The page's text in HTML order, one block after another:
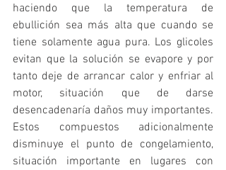
haciendo que la temperatura de
ebullición sea más alta que cuando se
tiene solamente agua pura. Los glicoles
evitan que la solución se evapore y por
tanto deje de arrancar calor y enfriar al
motor, situación que de darse
desencadenaría daños muy importantes.
Estos compuestos adicionalmente
disminuye el punto de congelamiento,
situación importante en lugares con